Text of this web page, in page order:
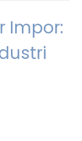
Impor: